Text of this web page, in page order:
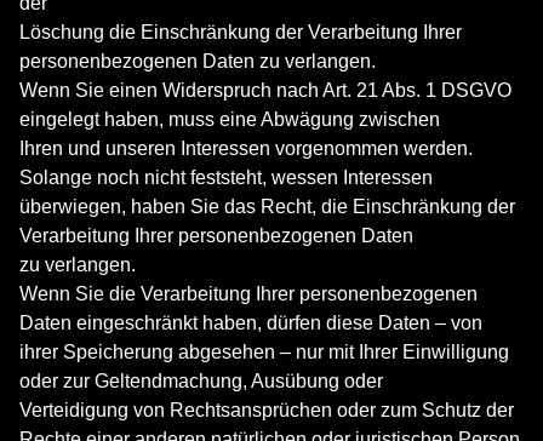
Löschung die Einschränkung der Verarbeitung Ihrer
personenbezogenen Daten zu verlangen.
Wenn Sie einen Widerspruch nach Art. 21 Abs. 1 DSGVO
eingelegt haben, muss eine Abwägung zwischen
Ihren und unseren Interessen vorgenommen werden.
Solange noch nicht feststeht, wessen Interessen
überwiegen, haben Sie das Recht, die Einschränkung der
Verarbeitung Ihrer personenbezogenen Daten
zu verlangen.
Wenn Sie die Verarbeitung Ihrer personenbezogenen
Daten eingeschränkt haben, dürfen diese Daten – von
ihrer Speicherung abgesehen – nur mit Ihrer Einwilligung
oder zur Geltendmachung, Ausübung oder
Verteidigung von Rechtsansprüchen oder zum Schutz der